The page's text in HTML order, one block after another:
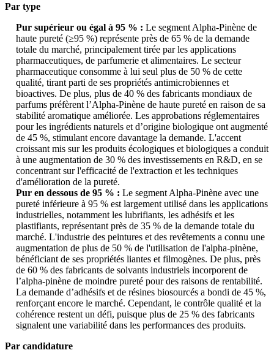
Par type
Pur supérieur ou égal à 95 % : Le segment Alpha-Pinène de
haute pureté (≥95 %) représente près de 65 % de la demande
totale du marché, principalement tirée par les applications
pharmaceutiques, de parfumerie et alimentaires. Le secteur
pharmaceutique consomme à lui seul plus de 50 % de cette
qualité, tirant parti de ses propriétés antimicrobiennes et
bioactives. De plus, plus de 40 % des fabricants mondiaux de
parfums préfèrent l’Alpha-Pinène de haute pureté en raison de sa
stabilité aromatique améliorée. Les approbations réglementaires
pour les ingrédients naturels et d’origine biologique ont augmenté
de 45 %, stimulant encore davantage la demande. L'accent
croissant mis sur les produits écologiques et biologiques a conduit
à une augmentation de 30 % des investissements en R&D, en se
concentrant sur l'efficacité de l'extraction et les techniques
d'amélioration de la pureté.
Pur en dessous de 95 % : Le segment Alpha-Pinène avec une
pureté inférieure à 95 % est largement utilisé dans les applications
industrielles, notamment les lubrifiants, les adhésifs et les
plastifiants, représentant près de 35 % de la demande totale du
marché. L'industrie des peintures et des revêtements a connu une
augmentation de plus de 50 % de l'utilisation de l'alpha-pinène,
bénéficiant de ses propriétés liantes et filmogènes. De plus, près
de 60 % des fabricants de solvants industriels incorporent de
l’alpha-pinène de moindre pureté pour des raisons de rentabilité.
La demande d’adhésifs et de résines biosourcés a bondi de 45 %,
renforçant encore le marché. Cependant, le contrôle qualité et la
cohérence restent un défi, puisque plus de 25 % des fabricants
signalent une variabilité dans les performances des produits.
Par candidature